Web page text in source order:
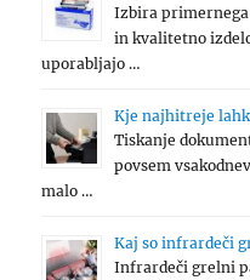
Izbira
in kvalitetno
uporabljajo …
Kje najhitreje
Tiskanje
povsem
malo …
Kaj so infrardeči
Infrardeči grelni